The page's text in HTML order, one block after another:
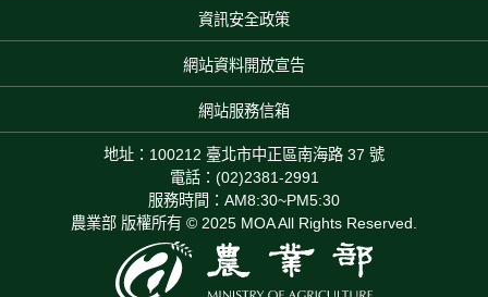
資訊安全政策
網站資料開放宣告
網站服務信箱
地址：100212 臺北市中正區南海路 37 號
電話：(02)2381-2991
服務時間：AM8:30~PM5:30
農業部 版權所有 © 2025 MOA All Rights Reserved.